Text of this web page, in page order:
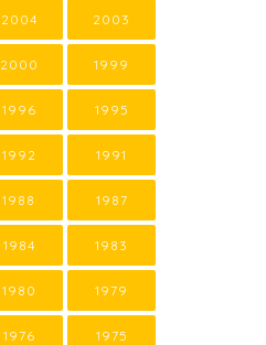
2004 2003
2000 1999
1996 1995
1992 1991
1988 1987
1984 1983
1980 1979
1976 1975